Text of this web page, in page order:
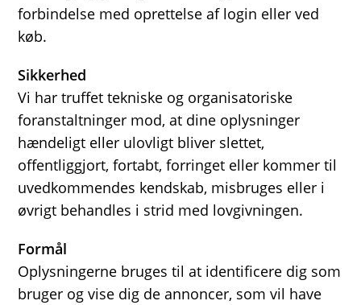
forbindelse med oprettelse af login eller ved
køb.
Sikkerhed
Vi har truffet tekniske og organisatoriske
foranstaltninger mod, at dine oplysninger
hændeligt eller ulovligt bliver slettet,
offentliggjort, fortabt, forringet eller kommer til
uvedkommendes kendskab, misbruges eller i
øvrigt behandles i strid med lovgivningen.
Formål
Oplysningerne bruges til at identificere dig som
bruger og vise dig de annoncer, som vil have